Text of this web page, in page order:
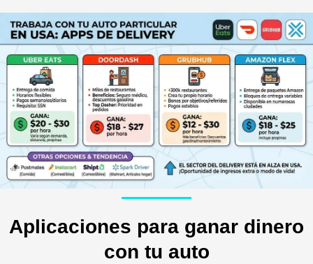
Aplicaciones para ganar dinero
con tu auto